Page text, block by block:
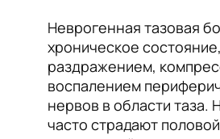
Неврогенная тазовая
хроническое
раздражением,
воспалением
нервов в области таза.
часто страдают